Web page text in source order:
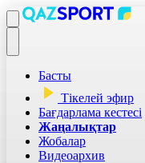
Басты
Тікелей эфир
Бағдарлама кестесі
Жаңалықтар
Жобалар
Видеоархив